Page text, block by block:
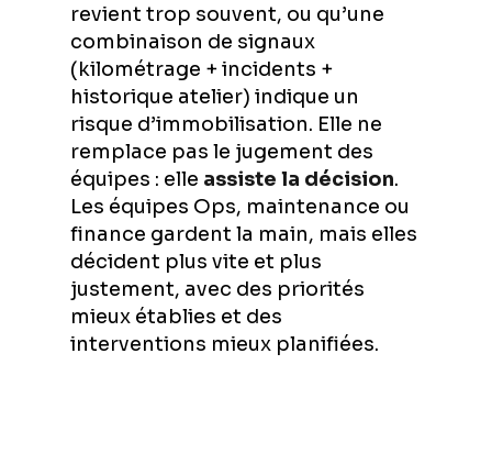
revient trop souvent, ou qu’une
combinaison de signaux
(kilométrage + incidents +
historique atelier) indique un
risque d’immobilisation. Elle ne
remplace pas le jugement des
équipes : elle assiste la décision.
Les équipes Ops, maintenance ou
finance gardent la main, mais elles
décident plus vite et plus
justement, avec des priorités
mieux établies et des
interventions mieux planifiées.